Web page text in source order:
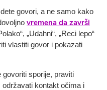
govori, a ne samo kako
vremena da završi
„Udahni“, „Reci lepo“
vlastiti govor i pokazati
sporije, praviti
održavati kontakt očima i